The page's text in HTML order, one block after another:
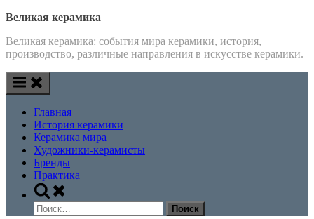
Skip
content
Великая керамика
Великая керамика: события мира керамики, история,
производство, различные направления в искусстве керамики.
Главная
История керамики
Керамика мира
Художники-керамисты
Бренды
Практика
Toggle
search
form
Найти: